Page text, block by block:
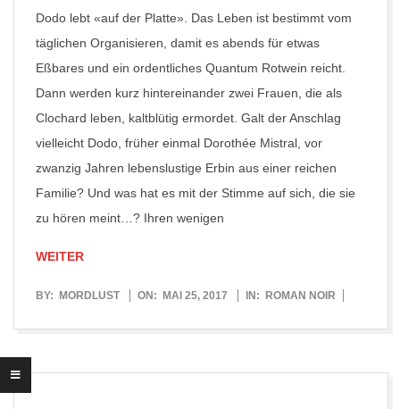
Dodo lebt «auf der Platte». Das Leben ist bestimmt vom
täglichen Organisieren, damit es abends für etwas
Eßbares und ein ordentliches Quantum Rotwein reicht.
Dann werden kurz hintereinander zwei Frauen, die als
Clochard leben, kaltblütig ermordet. Galt der Anschlag
vielleicht Dodo, früher einmal Dorothée Mistral, vor
zwanzig Jahren lebenslustige Erbin aus einer reichen
Familie? Und was hat es mit der Stimme auf sich, die sie
zu hören meint…? Ihren wenigen
WEITER
2017-
BY: MORDLUST ON: MAI 25, 2017 IN: ROMAN NOIR